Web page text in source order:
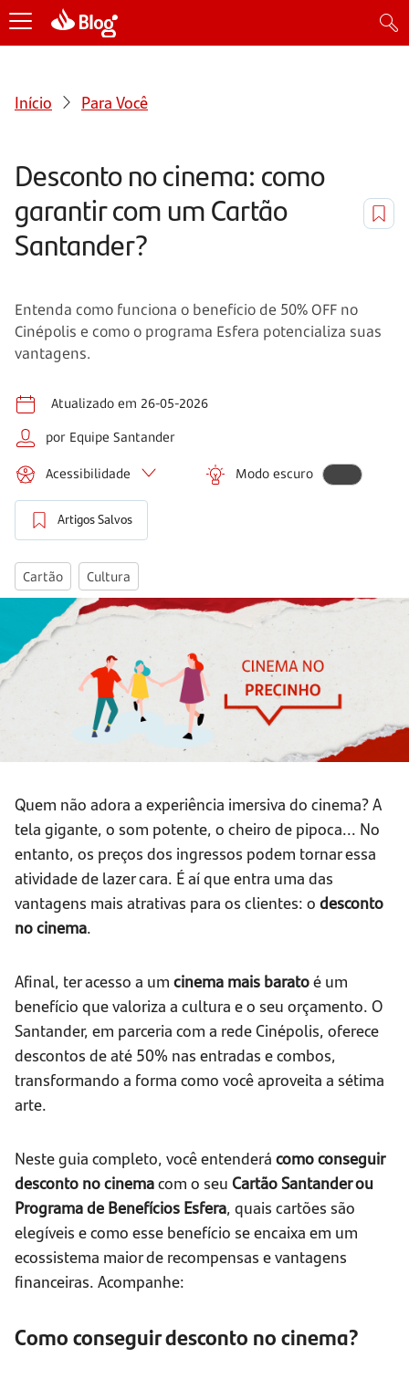
Início Para Você
Desconto no cinema: como
garantir com um Cartão
Santander?
Entenda como funciona o benefício de 50% OFF no
Cinépolis e como o programa Esfera potencializa suas
vantagens.
Atualizado em 26-05-2026
por Equipe Santander
Acessibilidade Modo escuro
Artigos Salvos
Cartão Cultura
Quem não adora a experiência imersiva do cinema? A
tela gigante, o som potente, o cheiro de pipoca... No
entanto, os preços dos ingressos podem tornar essa
atividade de lazer cara. É aí que entra uma das
vantagens mais atrativas para os clientes: o desconto
no cinema.
Afinal, ter acesso a um cinema mais baratoé um
benefício que valoriza a cultura e o seu orçamento. O
Santander, em parceria com a rede Cinépolis, oferece
descontos de até 50% nas entradas e combos,
transformando a forma como você aproveita a sétima
arte.
Neste guia completo, você entenderá como conseguir
desconto no cinemacom o seu Cartão Santander ou
Programa de Benefícios Esfera, quais cartões são
elegíveis e como esse benefício se encaixa em um
ecossistema maior de recompensas e vantagens
financeiras. Acompanhe:
Como conseguir desconto no cinema?